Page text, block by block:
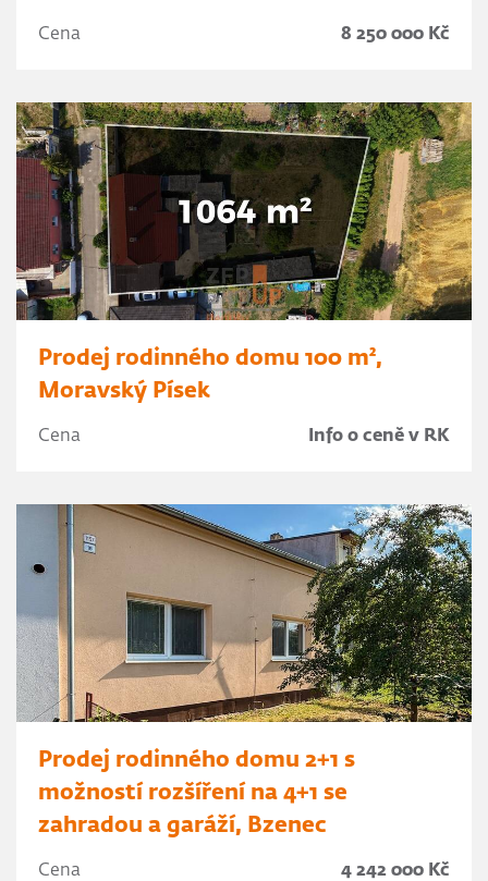
Cena 8 250 000 Kč
Prodej rodinného domu 100 m²,
Moravský Písek
Cena Info o ceně v RK
Prodej rodinného domu 2+1 s
možností rozšíření na 4+1 se
zahradou a garáží, Bzenec
Cena 4 242 000 Kč